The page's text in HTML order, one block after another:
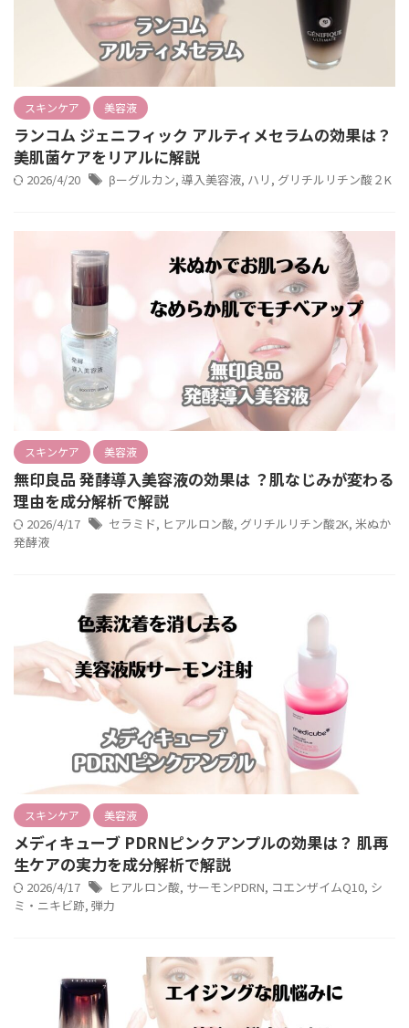
スキンケア 美容液
ランコム ジェニフィック アルティメセラムの効果は？
美肌菌ケアをリアルに解説
2026/4/20 βーグルカン, 導入美容液, ハリ , グリチルリチン酸２K
スキンケア 美容液
無印良品 発酵導入美容液の効果は ？肌なじみが変わる
理由を成分解析で解説
2026/4/17 セラミド, ヒアルロン酸, グリチルリチン酸2K, 米ぬか
発酵液
スキンケア 美容液
メディキューブ PDRNピンクアンプルの効果は？ 肌再
生ケアの実力を成分解析で解説
2026/4/17 ヒアルロン酸, サーモンPDRN, コエンザイムQ10, シ
ミ・ニキビ跡, 弾力